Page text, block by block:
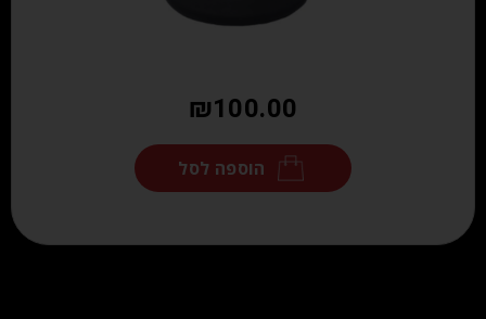
₪100.00
הוספה לסל